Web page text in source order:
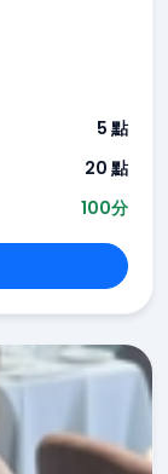
5 點
20 點
100分